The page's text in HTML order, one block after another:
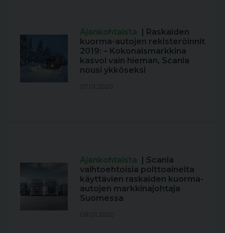
Ajankohtaista | Raskaiden
kuorma-autojen rekisteröinnit
2019: – Kokonaismarkkina
kasvoi vain hieman, Scania
nousi ykköseksi
07.01.2020
Ajankohtaista | Scania
vaihtoehtoisia polttoaineita
käyttävien raskaiden kuorma-
autojen markkinajohtaja
Suomessa
08.01.2020